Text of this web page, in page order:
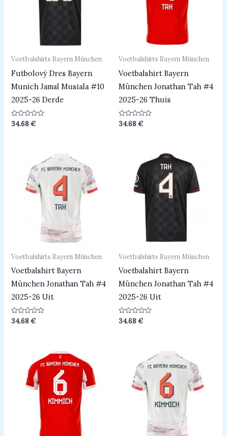
Voetbalshirts Bayern München
Futbolový Dres Bayern
Munich Jamal Musiala #10
2025-26 Derde
Beoordeeld
0
34.68€
Voetbalshirts Bayern München
Voetbalshirt Bayern
München Jonathan Tah #4
2025-26 Thuis
Beoordeeld
0
34.68€
Voetbalshirts Bayern München
Voetbalshirt Bayern
München Jonathan Tah #4
2025-26 Uit
Beoordeeld
34.68€
Voetbalshirts Bayern München
Voetbalshirt Bayern
München Jonathan Tah #4
2025-26 Uit
Beoordeeld
34.68€